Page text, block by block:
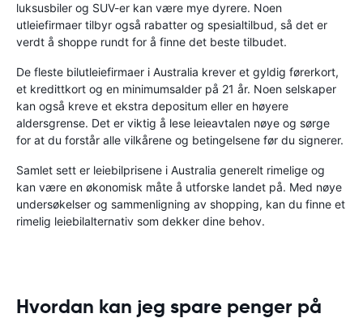
luksusbiler og SUV-er kan være mye dyrere. Noen
utleiefirmaer tilbyr også rabatter og spesialtilbud, så det er
verdt å shoppe rundt for å finne det beste tilbudet.
De fleste bilutleiefirmaer i Australia krever et gyldig førerkort,
et kredittkort og en minimumsalder på 21 år. Noen selskaper
kan også kreve et ekstra depositum eller en høyere
aldersgrense. Det er viktig å lese leieavtalen nøye og sørge
for at du forstår alle vilkårene og betingelsene før du signerer.
Samlet sett er leiebilprisene i Australia generelt rimelige og
kan være en økonomisk måte å utforske landet på. Med nøye
undersøkelser og sammenligning av shopping, kan du finne et
rimelig leiebilalternativ som dekker dine behov.
Hvordan kan jeg spare penger på